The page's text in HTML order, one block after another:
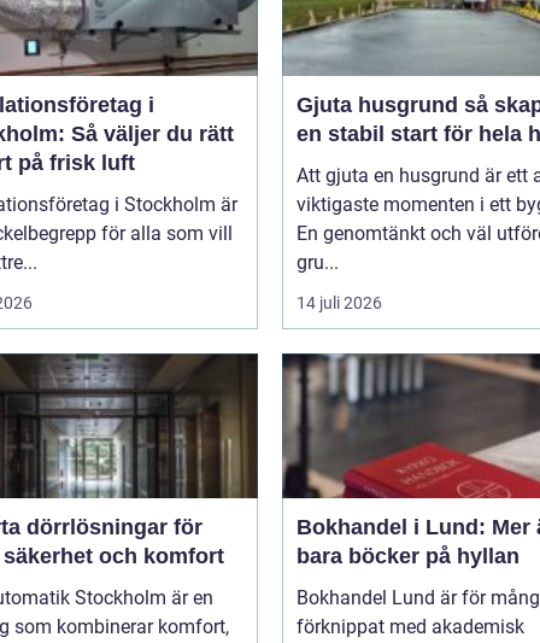
i
Så väljer du rätt
på frisk luft
i Stockholm är
för alla som vill
Gjuta husgrund så skapas
en stabil start för hela
Att gjuta en husgrund är ett
viktigaste momenten i ett
En genomtänkt och väl
gru...
14 juli 2026
dörrlösningar för
och komfort
Stockholm är en
som kombinerar komfort,
Bokhandel i Lund: Mer
bara böcker på hyllan
Bokhandel Lund är för
förknippat med akademisk